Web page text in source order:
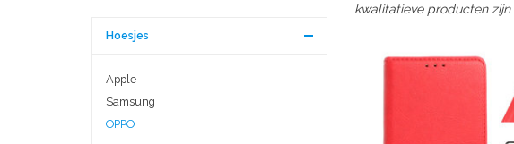
Hoesjes
Apple
Samsung
OPPO
kwalitatieve producten